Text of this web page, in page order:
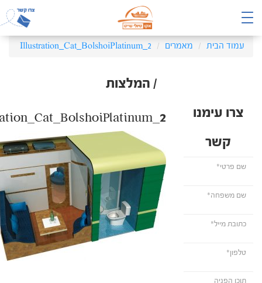
עמוד הבית מאמרים Illustration_Cat_BolshoiPlatinum_2
/ המלצות
צרו עימנו
קשר